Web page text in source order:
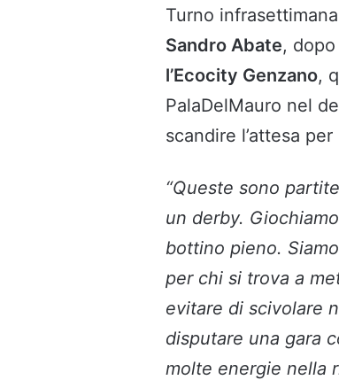
Turno
Sandro Abate,
l’Ecocity Genzano,
PalaDelMauro nel
scandire l’attesa
“Queste sono
un derby.
bottino pieno.
per chi si trova a
evitare di scivolare
disputare una gara
molte energie nella